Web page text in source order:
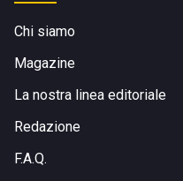
Chi siamo
Magazine
La nostra linea editoriale
Redazione
F.A.Q.